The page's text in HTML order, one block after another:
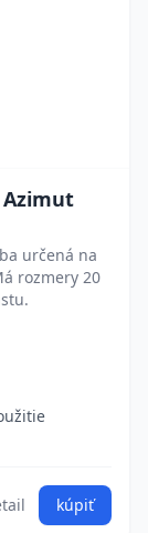
určená na
rozmery 20
kúpiť